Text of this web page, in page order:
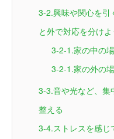
3-2.興味や関心を引
と外で対応を分けよ
3-2-1.家の中の
3-2-1.家の外の
3-3.音や光など、集
整える
3-4.ストレスを感じ